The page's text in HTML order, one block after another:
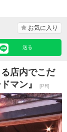
お気に入り
送る
店内でこだ
マン』
[PR]